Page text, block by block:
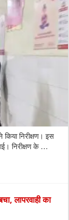
निरीक्षण। इस
निरीक्षण के …
लापरवाही का